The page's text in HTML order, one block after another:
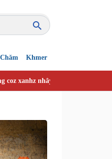
Chăm Khmer
coz xanhz nhây vuồn hóa vuồn